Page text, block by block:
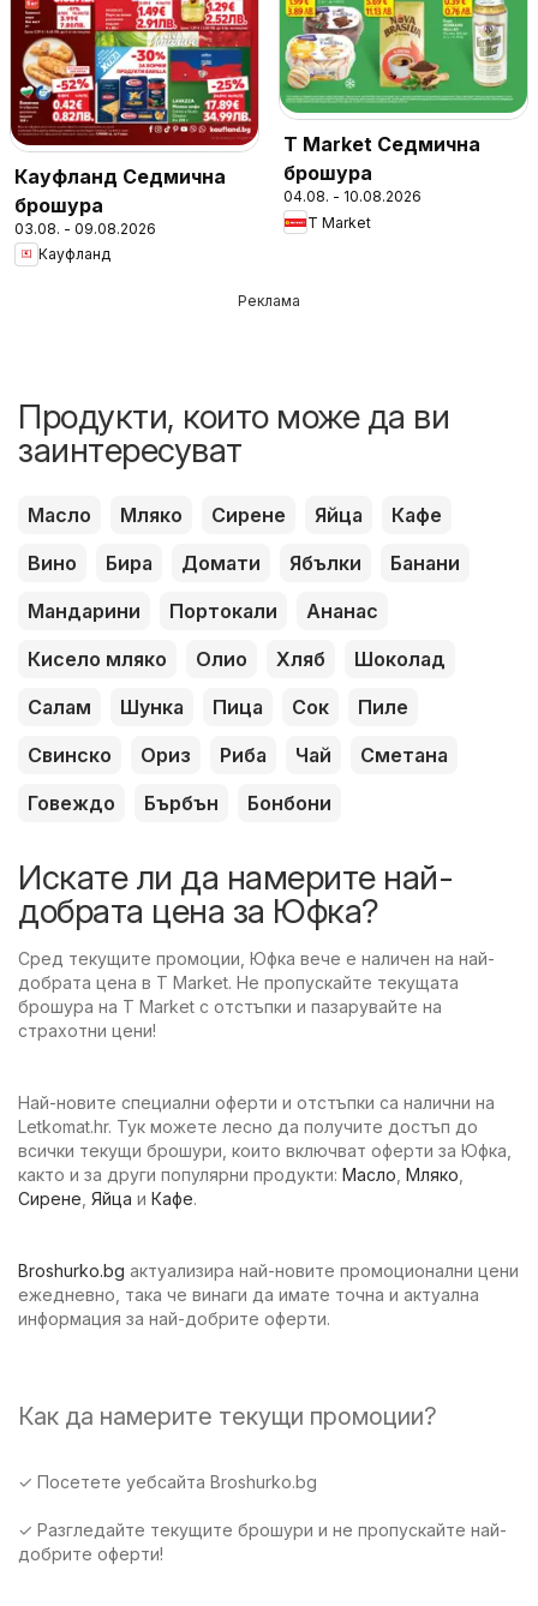
Кауфланд Седмична
брошура
03.08. - 09.08.2026
Кауфланд
T Market Седмична
брошура
04.08. - 10.08.2026
T Market
Реклама
Продукти, които може да ви
заинтересуват
Масло Мляко Сирене Яйца
Кафе
Вино
Бира Домати Ябълки
Банани
Мандарини
Портокали
Ананас
Кисело мляко
Олио Хляб
Шоколад
Салам
Шунка Пица Сок
Пиле
Свинско
Ориз Риба Чай
Сметана
Говеждо
Бърбън Бонбони
Искате ли да намерите най-
добрата цена за Юфка?
Сред текущите промоции, Юфка вече е наличен на най-
добрата цена в T Market. Не пропускайте текущата
брошура на T Market с отстъпки и пазарувайте на
страхотни цени!
Най-новите специални оферти и отстъпки са налични на
Letkomat.hr. Тук можете лесно да получите достъп до
всички текущи брошури, които включват оферти за Юфка,
както и за други популярни продукти: Масло Мляко
Сирене Яйца и Кафе.
Broshurko.bg актуализира най-новите промоционални цени
ежедневно, така че винаги да имате точна и актуална
информация за най-добрите оферти.
Как да намерите текущи промоции?
✓ Посетете уебсайта Broshurko.bg
✓ Разгледайте текущите брошури и не пропускайте най-
добрите оферти!